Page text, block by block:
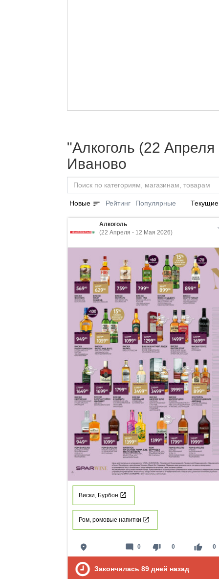
"Алкоголь (22
Иваново
Новые sort Рейтинг Популярные Текущие
Алкоголь
(22 Апреля - 12 Мая 2026)
Виски, Бурбон
Ром, ромовые напитки
place thumb_down 0 thumb_up 0
mode_comment 0
Закончилась 89 дней назад